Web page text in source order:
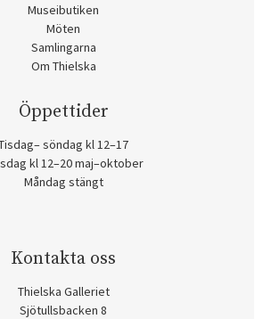
Museibutiken
Möten
Samlingarna
Om Thielska
Öppettider
söndag kl 12–17
kl 12–20 maj–oktober
Måndag stängt
Kontakta oss
Thielska Galleriet
Sjötullsbacken 8